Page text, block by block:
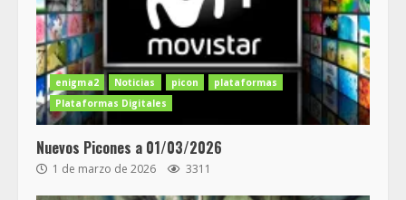
enigma2 Noticias picon
plataformas
Plataformas Digitales
Nuevos Picones a 01/03/2026
1 de marzo de 2026 3311